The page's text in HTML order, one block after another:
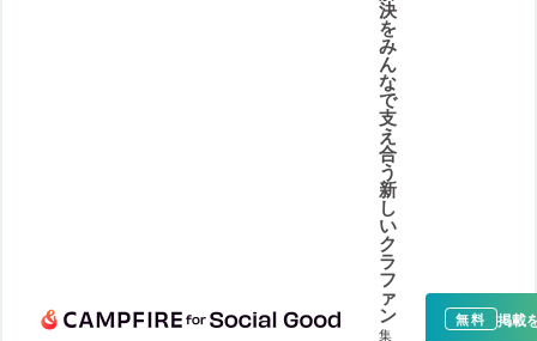
決
を
み
ん
な
で
支
え
合
う
新
し
い
ク
ラ
フ
ァ
ン
集
無料 掲載